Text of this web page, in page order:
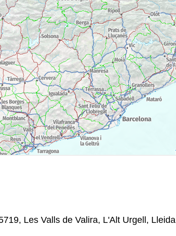
Les Valls de Valira, L'Alt Urgell, Lleida